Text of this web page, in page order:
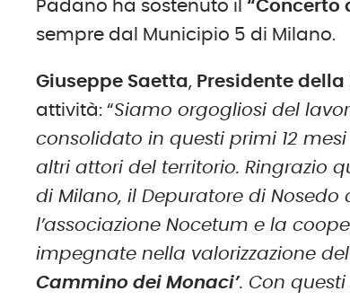
Padano ha sostenuto il“Concerto
sempre dal Municipio 5 di Milano.
Giuseppe Saetta, Presidente
attività: “Siamo orgogliosi del
consolidato in questi primi 12
altri attori del territorio. Ringrazio
di Milano, il Depuratore di Nosedo
l’associazione Nocetum e la
impegnate nella valorizzazione
Cammino dei Monaci’. Con